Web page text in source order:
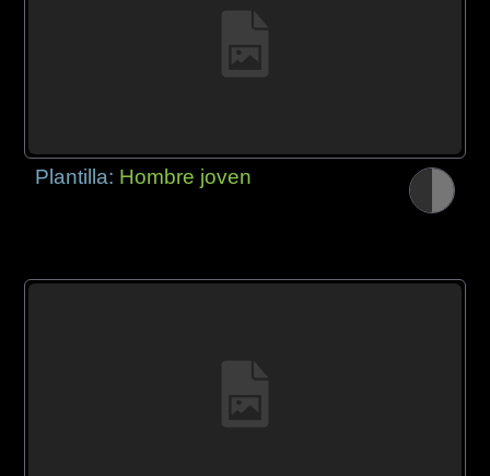
Plantilla: Hombre joven